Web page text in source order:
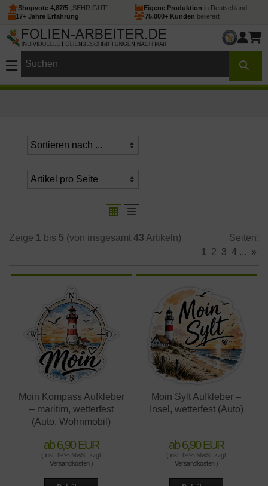
Shopvote 4,87/5 „SEHR GUT“ Eigene Produktion in Deutschland
17+ Jahre Erfahrung
75.000+ Kunden beliefert
Zeige 1 bis 5 (von insgesamt 43 Artikeln)
Seiten:
1 2 3 4 ... »
Moin Kompass Aufkleber
– maritim, wetterfest
(Auto, Wohnmobil)
ab 6,90 EUR
( inkl. 19 % MwSt. zzgl.
Versandkosten )
Moin Sylt Aufkleber –
Insel, wetterfest (Auto)
ab 6,90 EUR
( inkl. 19 % MwSt. zzgl.
Versandkosten )